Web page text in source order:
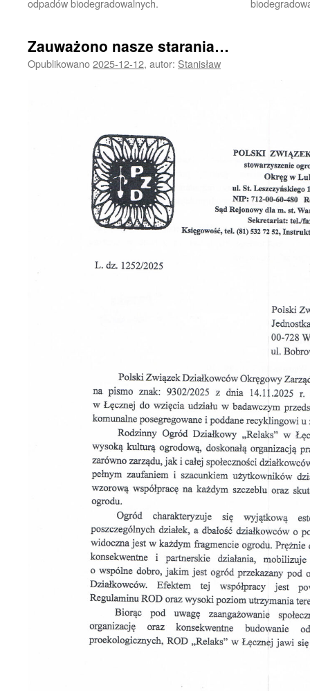
odpadów biodegradowalnych.
Zauważono nasze starania…
Opublikowano2025-12-12, autor: Stanisław